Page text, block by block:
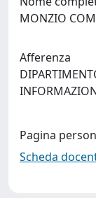
MONZIO
Afferenza
Pagina
Scheda